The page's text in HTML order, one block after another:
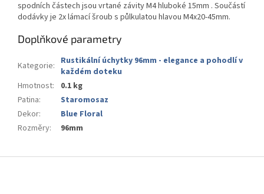
spodních částech jsou vrtané závity M4 hluboké 15mm . Součástí
dodávky je 2x lámací šroub s půlkulatou hlavou M4x20-45mm.
Doplňkové parametry
Kategorie: Rustikální úchytky 96mm - elegance a pohodlí v
každém doteku
Hmotnost:
0.1 kg
Patina:
Staromosaz
Dekor:
Blue Floral
Rozměry: 96mm